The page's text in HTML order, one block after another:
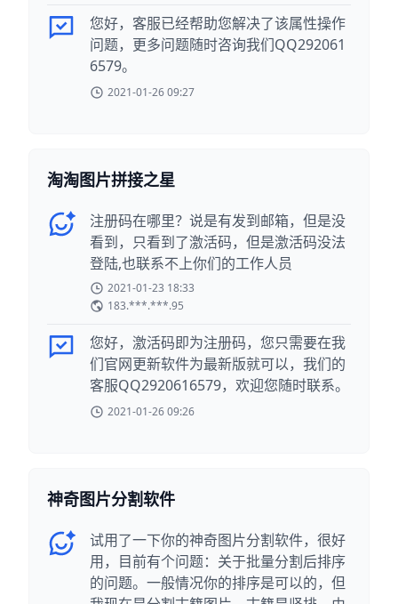
您好，客服已经帮助您解决了该属性操作
问题，更多问题随时咨询我们QQ292061
6579。
2021-01-26 09:27
淘淘图片拼接之星
注册码在哪里？说是有发到邮箱，但是没
看到，只看到了激活码，但是激活码没法
登陆,也联系不上你们的工作人员
2021-01-23 18:33
183.***.***.95
您好，激活码即为注册码，您只需要在我
们官网更新软件为最新版就可以，我们的
客服QQ2920616579，欢迎您随时联系。
2021-01-26 09:26
神奇图片分割软件
试用了一下你的神奇图片分割软件，很好
用，目前有个问题：关于批量分割后排序
的问题。一般情况你的排序是可以的，但